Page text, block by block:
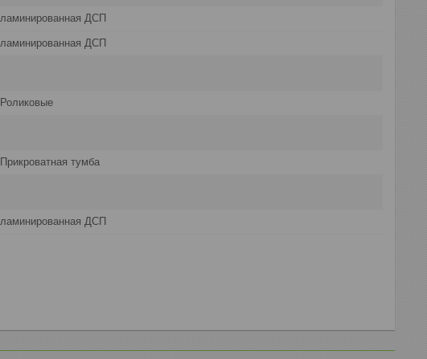
ламинированная ДСП
ламинированная ДСП
Роликовые
Прикроватная тумба
ламинированная ДСП